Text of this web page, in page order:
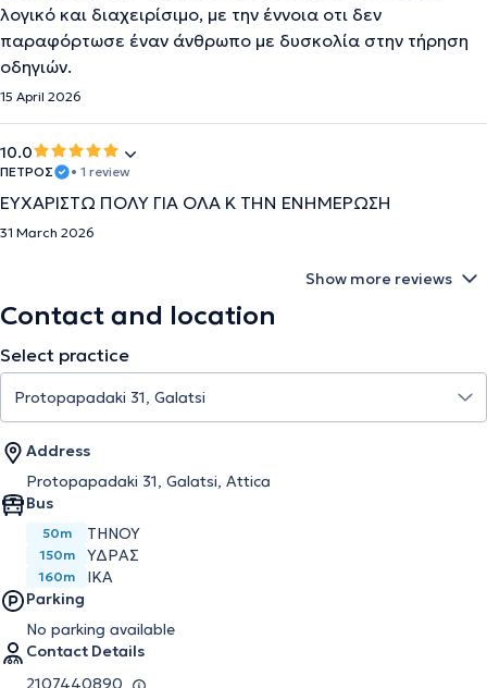
λογικό και διαχειρίσιμο, με την έννοια οτι δεν
παραφόρτωσε έναν άνθρωπο με δυσκολία στην τήρηση
οδηγιών.
15 April 2026
10.0
ΠΕΤΡΟΣ • 1 review
ΕΥΧΑΡΙΣΤΩ ΠΟΛΥ ΓΙΑ ΟΛΑ Κ ΤΗΝ ΕΝΗΜΕΡΩΣΗ
31 March 2026
Show more reviews
Contact and location
Select practice
Address
Protopapadaki 31, Galatsi, Attica
Bus
50m ΤΗΝΟΥ
150m ΥΔΡΑΣ
160m
ΙΚΑ
Parking
No parking available
Contact Details
2107440890